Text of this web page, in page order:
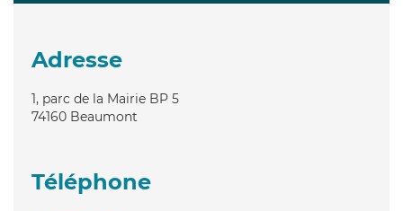
Adresse
1, parc de la Mairie BP 5
74160 Beaumont
Téléphone